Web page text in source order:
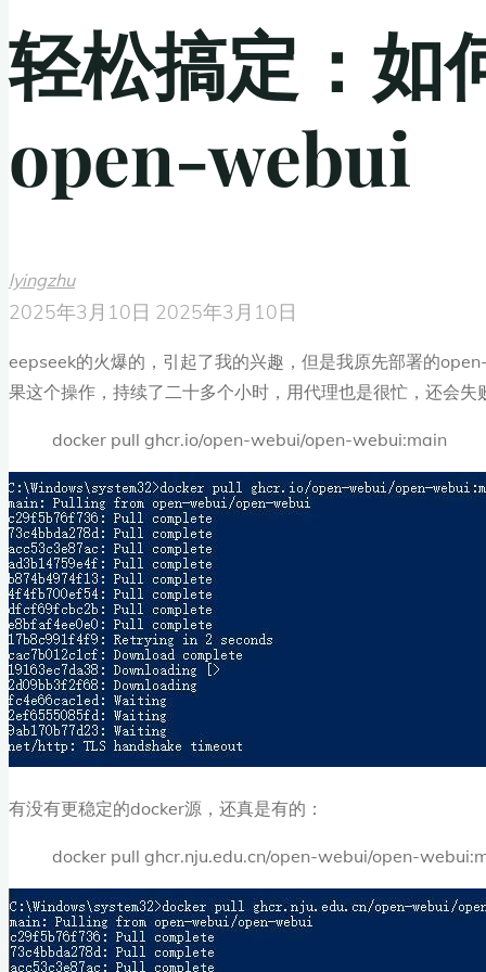
轻松搞定：如
open-webui
lyingzhu
2025年3月10日 2025年3月10日
eepseek的火爆的，引起了我的兴趣，但是我原先部署的
果这个操作，持续了二十多个小时，用代理也是很忙，还会失
docker pull ghcr.io/open-webui/open-webui:main
有没有更稳定的docker源，还真是有的：
docker pull ghcr.nju.edu.cn/open-webui/open-